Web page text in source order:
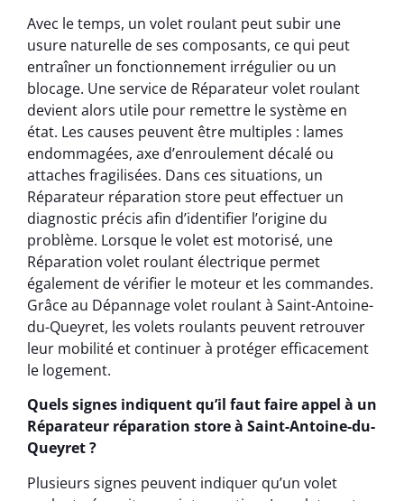
Avec le temps, un volet roulant peut subir une
usure naturelle de ses composants, ce qui peut
entraîner un fonctionnement irrégulier ou un
blocage. Une service de Réparateur volet roulant
devient alors utile pour remettre le système en
état. Les causes peuvent être multiples : lames
endommagées, axe d’enroulement décalé ou
attaches fragilisées. Dans ces situations, un
Réparateur réparation store peut effectuer un
diagnostic précis afin d’identifier l’origine du
problème. Lorsque le volet est motorisé, une
Réparation volet roulant électrique permet
également de vérifier le moteur et les commandes.
Grâce au Dépannage volet roulant à Saint-Antoine-
du-Queyret, les volets roulants peuvent retrouver
leur mobilité et continuer à protéger efficacement
le logement.
Quels signes indiquent qu’il faut faire appel à un
Réparateur réparation store à Saint-Antoine-du-
Queyret ?
Plusieurs signes peuvent indiquer qu’un volet